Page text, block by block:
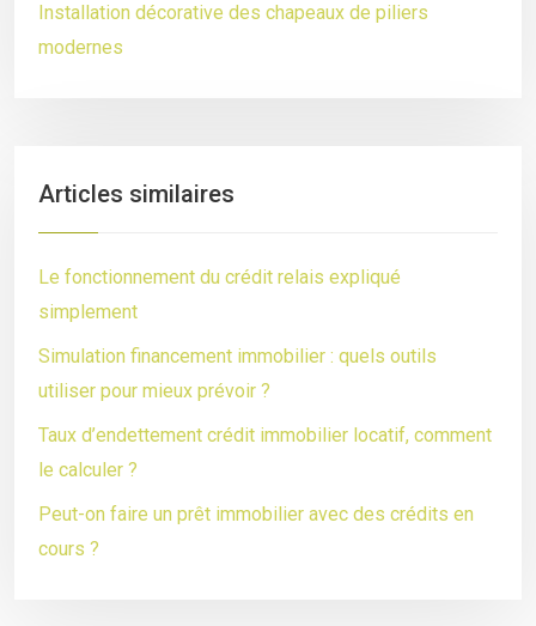
Installation décorative des chapeaux de piliers
modernes
Articles similaires
Le fonctionnement du crédit relais expliqué
simplement
Simulation financement immobilier : quels outils
utiliser pour mieux prévoir ?
Taux d’endettement crédit immobilier locatif, comment
le calculer ?
Peut-on faire un prêt immobilier avec des crédits en
cours ?